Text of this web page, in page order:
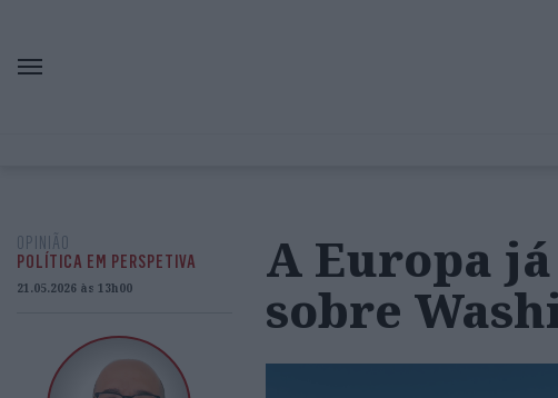
OPINIÃO
POLÍTICA EM PERSPETIVA
21.05.2026 às 13h00
A Europa
sobre